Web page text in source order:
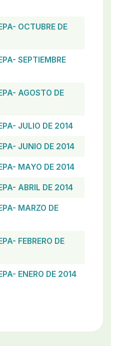
OCTUBRE DE
SEPTIEMBRE
AGOSTO DE
JULIO DE 2014
JUNIO DE 2014
MAYO DE 2014
ABRIL DE 2014
MARZO DE
FEBRERO DE
ENERO DE 2014